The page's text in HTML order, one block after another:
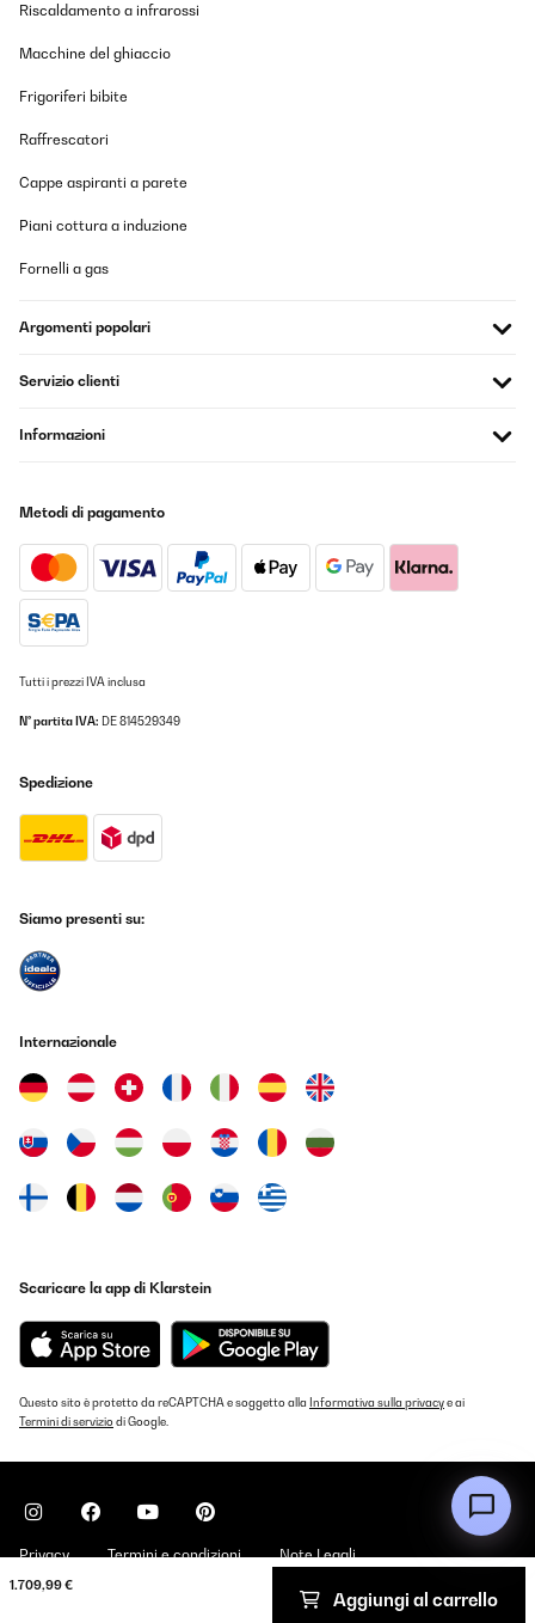
1.709,99 €
Aggiungi al carrello
Riscaldamento a infrarossi
Macchine del ghiaccio
Frigoriferi bibite
Raffrescatori
Cappe aspiranti a parete
Piani cottura a induzione
Fornelli a gas
Argomenti popolari
Servizio clienti
Informazioni
Metodi di pagamento
Tutti i prezzi IVA inclusa
N° partita IVA: DE 814529349
Spedizione
Siamo presenti su:
Internazionale
Scaricare la app di Klarstein
Questo sito è protetto da reCAPTCHA e soggetto alla Informativa sulla privacye ai
Termini di serviziodi Google.
Privacy Termini e condizioni Note Legali
Copyright © 2026 Klarstein. All rights reserved